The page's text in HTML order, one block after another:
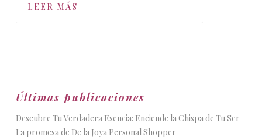
LEER MÁS
Últimas publicaciones
Descubre Tu Verdadera Esencia: Enciende la Chispa de Tu Ser
La promesa de De la Joya Personal Shopper